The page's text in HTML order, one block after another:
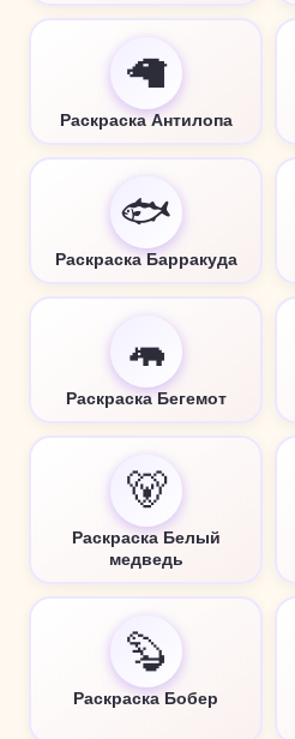
🦙
Раскраска Антилопа
🐟
Раскраска Барракуда
🦛
Раскраска Бегемот
🐻
Раскраска Белый
медведь
🦫
Раскраска Бобер